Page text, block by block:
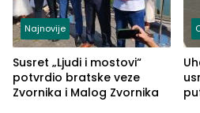
Najnovije
Susret „Ljudi i mostovi“
potvrdio bratske veze
Zvornika i Malog Zvornika